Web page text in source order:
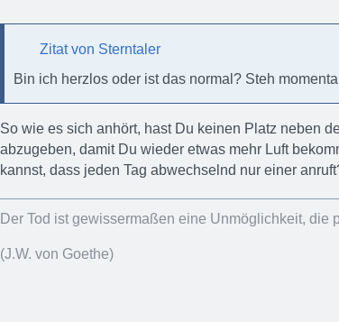
Zitat von Sterntaler
Bin ich herzlos oder ist das normal? Steh
So wie es sich anhört, hast Du keinen Platz neben
abzugeben, damit Du wieder etwas mehr Luft
kannst, dass jeden Tag abwechselnd nur einer
Der Tod ist gewissermaßen eine Unmöglichkeit, die
(J.W. von Goethe)